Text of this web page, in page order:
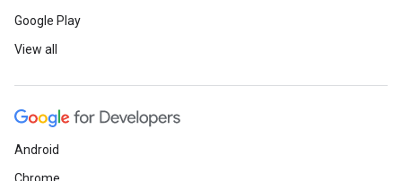
Google Play
View all
Android